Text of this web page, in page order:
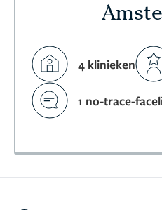
4 klinieken
1 no-trace-